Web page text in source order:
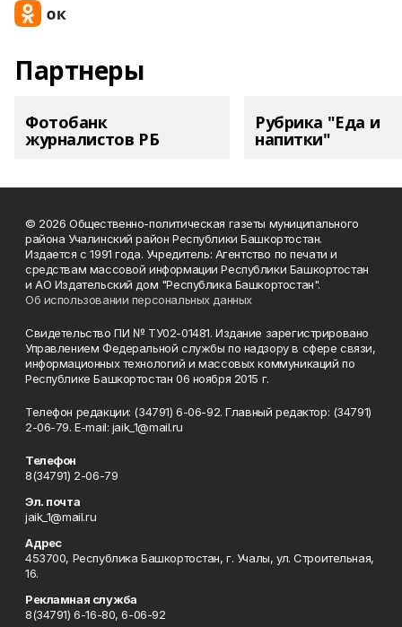
Партнеры
Фотобанк
журналистов РБ
Рубрика "Еда и
напитки"
© 2026 Общественно-политическая газеты муниципального
района Учалинский район Республики Башкортостан.
Издается с 1991 года. Учредитель: Агентство по печати и
средствам массовой информации Республики Башкортостан
и АО Издательский дом "Республика Башкортостан".
Об использовании персональных данных
Свидетельство ПИ № ТУ02-01481. Издание зарегистрировано
Управлением Федеральной службы по надзору в сфере связи,
информационных технологий и массовых коммуникаций по
Республике Башкортостан 06 ноября 2015 г.
Телефон редакции: (34791) 6-06-92. Главный редактор: (34791)
2-06-79. Е-mаil: jaik_1@mail.ru
Телефон
8(34791) 2-06-79
Эл. почта
jaik_1@mail.ru
Адрес
453700, Республика Башкортостан, г. Учалы, ул. Строительная,
16.
Рекламная служба
8(34791) 6-16-80, 6-06-92